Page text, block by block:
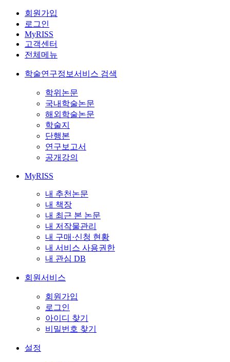
회원가입
로그인
MyRISS
고객센터
전체메뉴
학술연구정보서비스 검색
학위논문
국내학술논문
해외학술논문
학술지
단행본
연구보고서
공개강의
MyRISS
내 추천논문
내 책장
내 최근 본 논문
내 저작물관리
내 구매·신청 현황
내 서비스 사용권한
내 관심 DB
회원서비스
회원가입
로그인
아이디 찾기
비밀번호 찾기
설정